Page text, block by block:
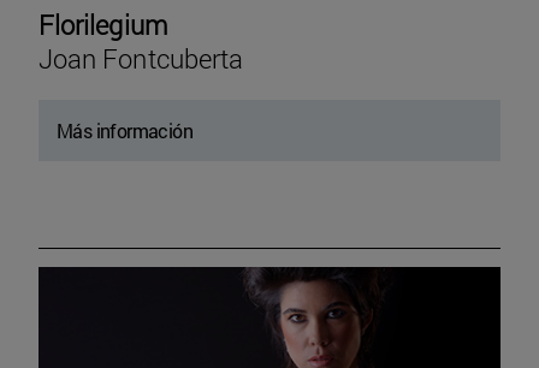
Florilegium
Joan Fontcuberta
Más información